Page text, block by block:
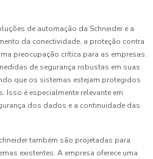
de automação da Schneider é a
da conectividade, a proteção contra
preocupação crítica para as empresas.
de segurança robustas em suas
que os sistemas estejam protegidos
Isso é especialmente relevante em
dos dados e a continuidade das
também são projetadas para
existentes. A empresa oferece uma